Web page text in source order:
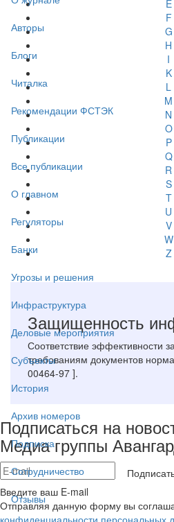
Авторы
Блоги
Читалка
Рекомендации ФСТЭК
Публикации
Все публикации
О главном
Регуляторы
Банки
Угрозы и решения
Инфраструктура
Деловые мероприятия
Субъекты
История
Архив номеров
Подписка
Сотрудничество
Отзывы
E
F
G
H
I
K
L
M
N
O
P
Q
R
S
T
U
V
W
Z
Защищенность
Соответствие эффективности
требованиям документов
00464-97 ].
Подписаться на
Медиа группы
Введите ваш E-mail
Отправляя данную форму вы
конфиденциальности персональных